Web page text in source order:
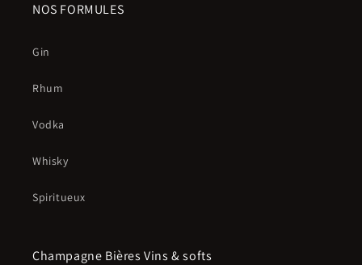
NOS FORMULES
Gin
Rhum
Vodka
Whisky
Spiritueux
Champagne Bières Vins & softs